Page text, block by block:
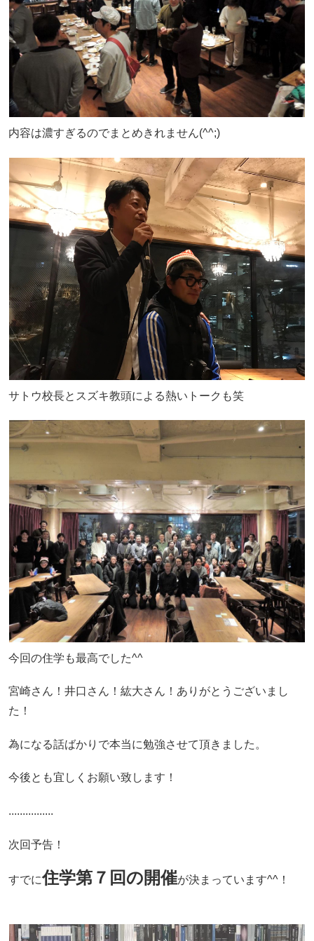
内容は濃すぎるのでまとめきれません(^^;)
サトウ校長とスズキ教頭による熱いトークも笑
今回の住学も最高でした^^
宮崎さん！井口さん！紘大さん！ありがとうございまし
た！
為になる話ばかりで本当に勉強させて頂きました。
今後とも宜しくお願い致します！
................
次回予告！
すでに住学第７回の開催が決まっています^^！